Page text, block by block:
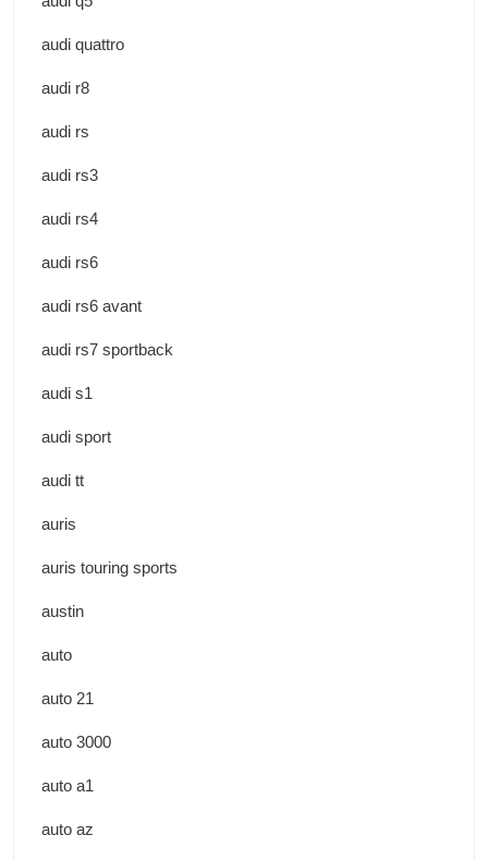
audi quattro
audi r8
audi rs
audi rs3
audi rs4
audi rs6
audi rs6 avant
audi rs7 sportback
audi s1
audi sport
audi tt
auris
auris touring sports
austin
auto
auto 21
auto 3000
auto a1
auto az